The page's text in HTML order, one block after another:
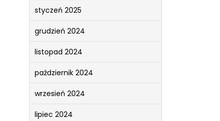
styczeń 2025
grudzień 2024
listopad 2024
październik 2024
wrzesień 2024
lipiec 2024